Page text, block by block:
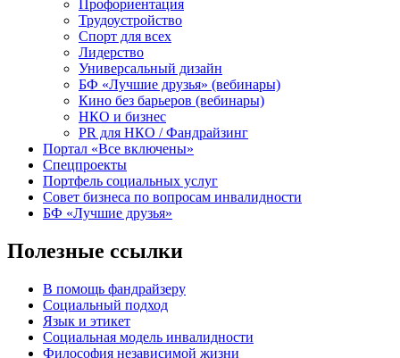
Профориентация
Трудоустройство
Спорт для всех
Лидерство
Универсальный дизайн
БФ «Лучшие друзья» (вебинары)
Кино без барьеров (вебинары)
НКО и бизнес
PR для НКО / Фандрайзинг
Портал «Все включены»
Спецпроекты
Портфель социальных услуг
Совет бизнеса по вопросам инвалидности
БФ «Лучшие друзья»
Полезные ссылки
В помощь фандрайзеру
Социальный подход
Язык и этикет
Социальная модель инвалидности
Философия независимой жизни